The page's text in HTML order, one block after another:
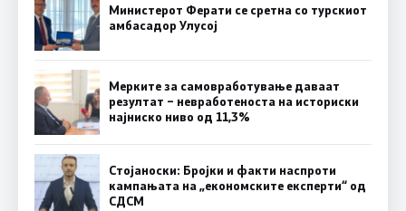
Министерот Ферати се сретна со турскиот
амбасадор Улусој
Мерките за самовработување даваат
резултат – невработеноста на историски
најниско ниво од 11,3%
Стојаноски: Бројки и факти наспроти
кампањата на „економските експерти“ од
СДСM